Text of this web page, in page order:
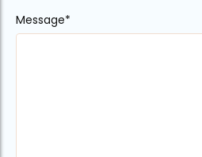
Message*
Alternative: